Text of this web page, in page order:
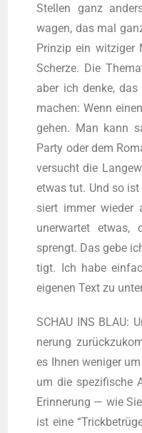
Stel­len ganz
wagen, das mal
Prin­zip ein wit­zi­ger
Scher­ze. Die
aber ich den­ke,
machen: Wenn
gehen. Man kann
Par­ty oder dem
ver­sucht die
etwas tut. Und so
siert immer wie­der
uner­war­tet etwas,
sprengt. Das gebe
tigt. Ich habe
eige­nen Text zu
SCHAU INS BLAU:
ne­rung
es Ihnen weni­ger
um die spe­zi­fi­sche
Erin­ne­rung — wie
ist eine